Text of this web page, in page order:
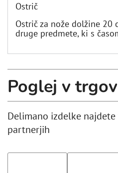
Ostrič
Ostrič za nože dolžine 20
druge predmete, ki s
Poglej v
Delimano izdelke
partnerjih